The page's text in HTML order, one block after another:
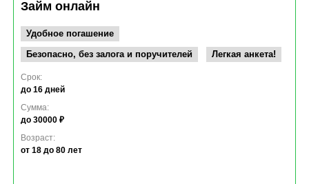
Займ онлайн
Удобное погашение
Безопасно, без залога и поручителей
Легкая анкета!
Срок:
до 16 дней
Сумма:
до 30000 ₽
Возраст:
от 18 до 80 лет